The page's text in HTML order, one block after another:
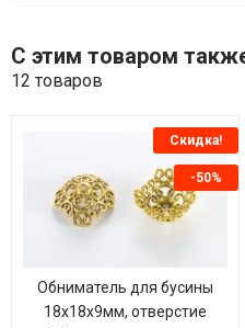
С этим товаром
12 товаров
Скидка!
-50%
Обниматель для бусины
18х18х9мм, отверстие